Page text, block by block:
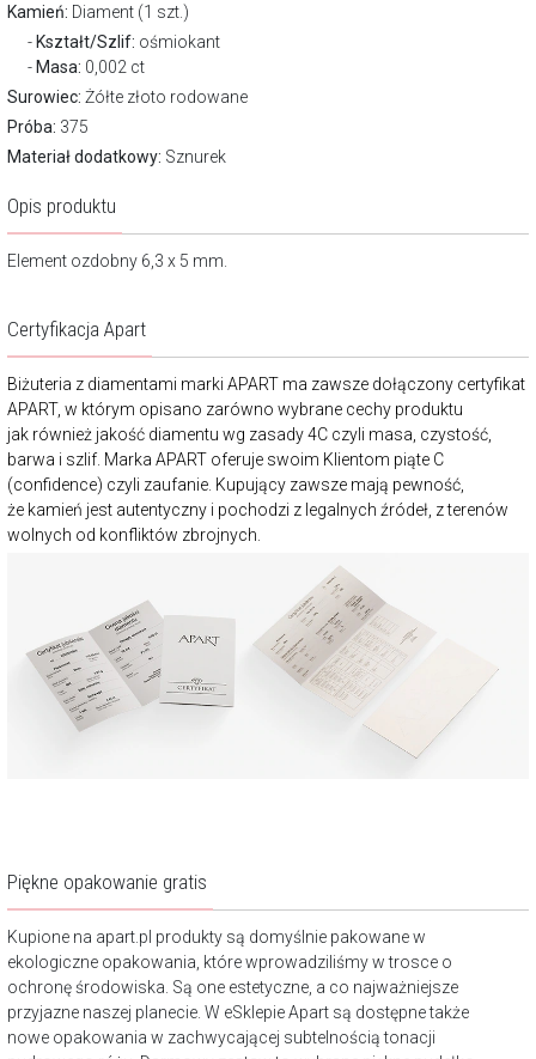
Kamień: Diament (1 szt.)
Kształt/Szlif: ośmiokant
Masa: 0,002 ct
Surowiec: Żółte złoto rodowane
Próba: 375
Materiał dodatkowy: Sznurek
Opis produktu
Element ozdobny 6,3 x 5 mm.
Certyfikacja Apart
Biżuteria z diamentami marki APART ma zawsze dołączony certyfikat
APART, w którym opisano zarówno wybrane cechy produktu
jak również jakość diamentu wg zasady 4C czyli masa, czystość,
barwa i szlif. Marka APART oferuje swoim Klientom piąte C
(confidence) czyli zaufanie. Kupujący zawsze mają pewność,
że kamień jest autentyczny i pochodzi z legalnych źródeł, z terenów
wolnych od konfliktów zbrojnych.
Piękne opakowanie gratis
Kupione na apart.pl produkty są domyślnie pakowane w
ekologiczne opakowania, które wprowadziliśmy w trosce o
ochronę środowiska. Są one estetyczne, a co najważniejsze
przyjazne naszej planecie. W eSklepie Apart są dostępne także
nowe opakowania w zachwycającej subtelnością tonacji